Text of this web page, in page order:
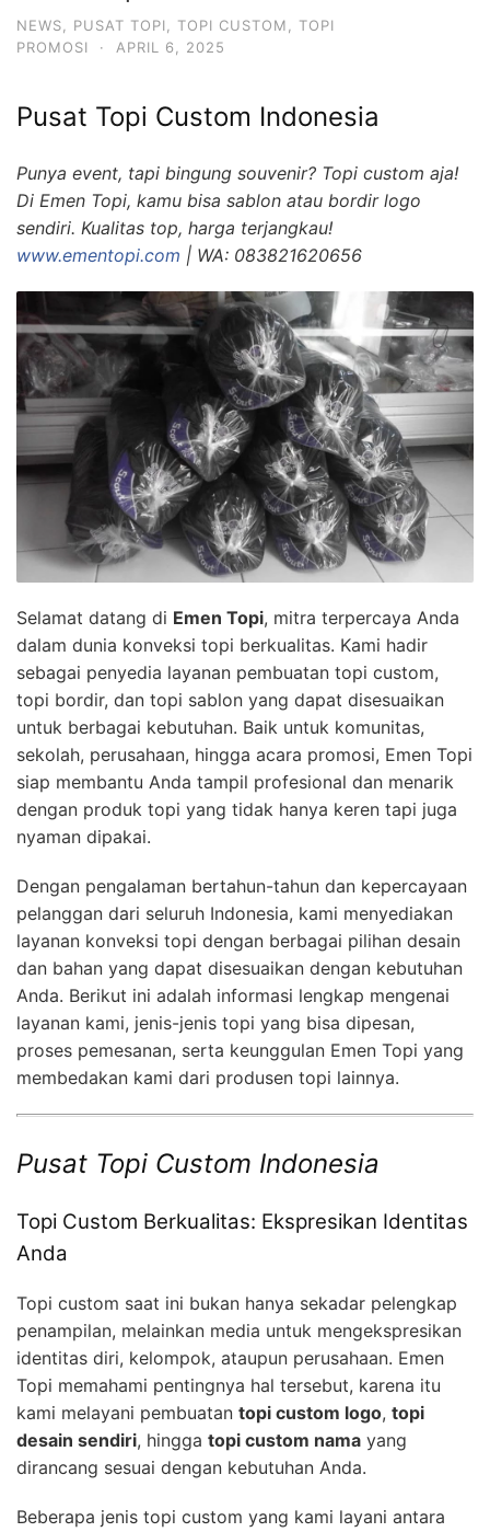
NEWS PUSAT TOPI TOPI CUSTOM
TOPI
PROMOSI
· APRIL 6, 2025
Pusat Topi Custom Indonesia
Punya event, tapi bingung souvenir? Topi custom aja!
Di Emen Topi, kamu bisa sablon atau bordir logo
sendiri. Kualitas top, harga terjangkau!
www.ementopi.com | WA: 083821620656
Selamat datang di Emen Topi, mitra terpercaya Anda
dalam dunia konveksi topi berkualitas. Kami hadir
sebagai penyedia layanan pembuatan topi custom,
topi bordir, dan topi sablon yang dapat disesuaikan
untuk berbagai kebutuhan. Baik untuk komunitas,
sekolah, perusahaan, hingga acara promosi, Emen Topi
siap membantu Anda tampil profesional dan menarik
dengan produk topi yang tidak hanya keren tapi juga
nyaman dipakai.
Dengan pengalaman bertahun-tahun dan kepercayaan
pelanggan dari seluruh Indonesia, kami menyediakan
layanan konveksi topi dengan berbagai pilihan desain
dan bahan yang dapat disesuaikan dengan kebutuhan
Anda. Berikut ini adalah informasi lengkap mengenai
layanan kami, jenis-jenis topi yang bisa dipesan,
proses pemesanan, serta keunggulan Emen Topi yang
membedakan kami dari produsen topi lainnya.
Pusat Topi Custom Indonesia
Topi Custom Berkualitas: Ekspresikan Identitas
Anda
Topi custom saat ini bukan hanya sekadar pelengkap
penampilan, melainkan media untuk mengekspresikan
identitas diri, kelompok, ataupun perusahaan. Emen
Topi memahami pentingnya hal tersebut, karena itu
kami melayani pembuatan topi custom logo, topi
desain sendiri, hingga topi custom nama yang
dirancang sesuai dengan kebutuhan Anda.
Beberapa jenis topi custom yang kami layani antara